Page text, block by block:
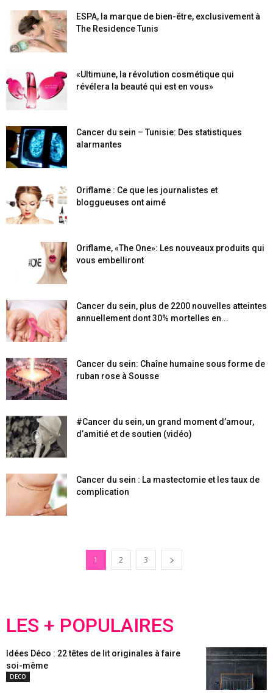
ESPA, la marque de bien-être, exclusivement à
The Residence Tunis
«Ultimune, la révolution cosmétique qui
révélera la beauté qui est en vous»
Cancer du sein – Tunisie: Des statistiques
alarmantes
Oriflame : Ce que les journalistes et
bloggueuses ont aimé
Oriflame, «The One»: Les nouveaux produits qui
vous embelliront
Cancer du sein, plus de 2200 nouvelles atteintes
annuellement dont 30% mortelles en...
Cancer du sein: Chaîne humaine sous forme de
ruban rose à Sousse
#Cancer du sein, un grand moment d’amour,
d’amitié et de soutien (vidéo)
Cancer du sein : La mastectomie et les taux de
complication
1 2 3
LES + POPULAIRES
Idées Déco : 22 têtes de lit originales à faire
soi-même
DECO